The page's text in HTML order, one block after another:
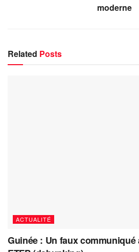
moderne
Related Posts
ACTUALITÉ
Guinée : Un faux communiqué